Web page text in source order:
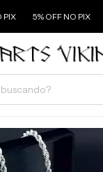
5% OFF NO PIX